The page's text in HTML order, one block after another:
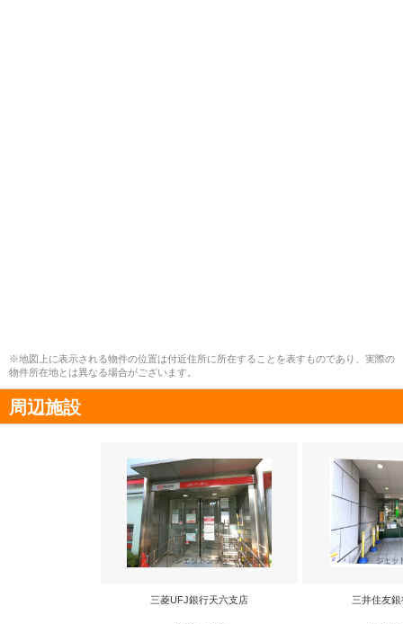
※地図上に表示される物件の位置は付近住所に所在することを表すものであり、実際の
物件所在地とは異なる場合がございます。
周辺施設
三菱UFJ銀行天六支店 三井住友